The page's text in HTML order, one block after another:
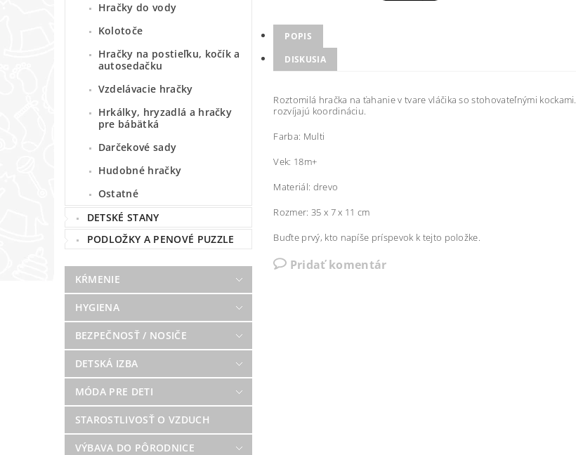
Hračky do vody
Kolotoče
Hračky na postieľku, kočík a
autosedačku
Vzdelávacie hračky
Hrkálky, hryzadlá a hračky
pre bábätká
Darčekové sady
Hudobné hračky
Ostatné
DETSKÉ STANY
PODLOŽKY A PENOVÉ PUZZLE
KŔMENIE
HYGIENA
BEZPEČNOSŤ / NOSIČE
DETSKÁ IZBA
MÓDA PRE DETI
STAROSTLIVOSŤ O VZDUCH
VÝBAVA DO PÔRODNICE
POPIS
DISKUSIA
Roztomilá hračka na ťahanie v tvare vláčika so stohovateľnými kockami.
rozvíjajú koordináciu.
Farba: Multi
Vek: 18m+
Materiál: drevo
Rozmer: 35 x 7 x 11 cm
Buďte prvý, kto napíše príspevok k tejto položke.
Pridať komentár